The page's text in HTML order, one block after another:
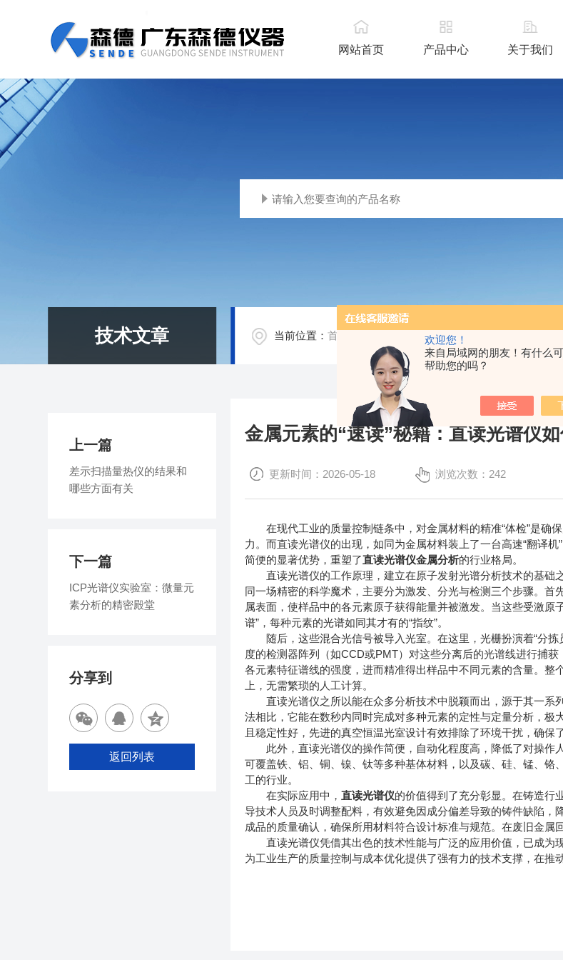
欢迎您！
来自局域网的朋友！有什么
帮助您的吗？
网站首页 产品中心 关于我们
技术文章 当前位置：首页 / 金属元素的“速读”秘籍：直读
金属元素的“速读”秘籍：直读光谱仪
更新时间：2026-05-18 浏览次数：242
在现代工业的质量控制链条中，对金属材料的精准“体检”是确
力。而直读光谱仪的出现，如同为金属材料装上了一台高速“翻译
简便的显著优势，重塑了直读光谱仪金属分析的行业格局。
直读光谱仪的工作原理，建立在原子发射光谱分析技术的基础
同一场精密的科学魔术，主要分为激发、分光与检测三个步骤。
属表面，使样品中的各元素原子获得能量并被激发。当这些受激
谱”，每种元素的光谱如同其才有的“指纹”。
随后，这些混合光信号被导入光室。在这里，光栅扮演着“分拣
度的检测器阵列（如CCD或PMT）对这些分离后的光谱线进行捕
各元素特征谱线的强度，进而精准得出样品中不同元素的含量。
上，无需繁琐的人工计算。
直读光谱仪之所以能在众多分析技术中脱颖而出，源于其一系
法相比，它能在数秒内同时完成对多种元素的定性与定量分析，
且稳定性好，先进的真空恒温光室设计有效排除了环境干扰，确保
此外，直读光谱仪的操作简便，自动化程度高，降低了对操作
可覆盖铁、铝、铜、镍、钛等多种基体材料，以及碳、硅、锰、
工的行业。
在实际应用中，直读光谱仪的价值得到了充分彰显。在铸造行
导技术人员及时调整配料，有效避免因成分偏差导致的铸件缺陷
成品的质量确认，确保所用材料符合设计标准与规范。在废旧金属
直读光谱仪凭借其出色的技术性能与广泛的应用价值，已成为
为工业生产的质量控制与成本优化提供了强有力的技术支撑，在推
上一篇
差示扫描量热仪的结果和
哪些方面有关
下一篇
ICP光谱仪实验室：微量元
素分析的精密殿堂
分享到
返回列表